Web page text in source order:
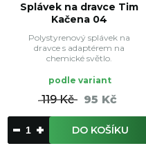
Splávek na dravce Tim
Kačena 04
Polystyrenový splávek na
dravce s adaptérem na
chemické světlo.
podle variant
119 Kč 95 Kč
DO KOŠÍKU